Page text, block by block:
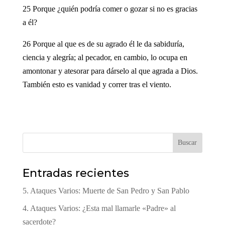
25 Porque ¿quién podría comer o gozar si no es gracias
a él?
26 Porque al que es de su agrado él le da sabiduría,
ciencia y alegría; al pecador, en cambio, lo ocupa en
amontonar y atesorar para dárselo al que agrada a Dios.
También esto es vanidad y correr tras el viento.
Buscar
Entradas recientes
5. Ataques Varios: Muerte de San Pedro y San Pablo
4. Ataques Varios: ¿Esta mal llamarle «Padre» al
sacerdote?